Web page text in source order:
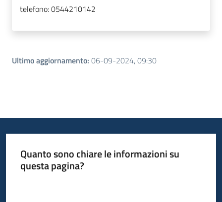
telefono:0544210142
Ultimo aggiornamento: 06-09-2024, 09:30
Quanto sono chiare le informazioni su
questa pagina?